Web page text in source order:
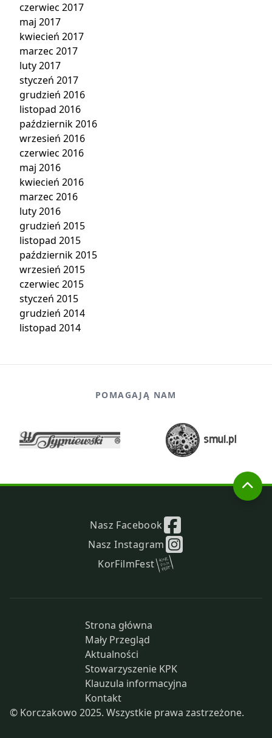
czerwiec 2017
maj 2017
kwiecień 2017
marzec 2017
luty 2017
styczeń 2017
grudzień 2016
listopad 2016
październik 2016
wrzesień 2016
czerwiec 2016
maj 2016
kwiecień 2016
marzec 2016
luty 2016
grudzień 2015
listopad 2015
październik 2015
wrzesień 2015
czerwiec 2015
styczeń 2015
grudzień 2014
listopad 2014
POMAGAJĄ NAM
Nasz Facebook
Nasz Instagram
KorFilmFest
Strona główna
Mały Przegląd
Aktualności
Stowarzyszenie KPK
Klauzula informacyjna
Kontakt
© Korczakowo 2025. Wszystkie prawa zastrzeżone.